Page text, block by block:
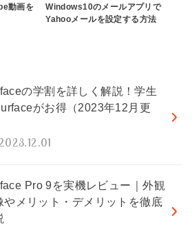
動画を
Windows10のメールアプリで
Yahooメールを設定する方法
の学割を詳しく解説！学生
がお得（2023年12月更
2023.12.01
Pro 9を実機レビュー｜外観
やメリット・デメリットを徹底